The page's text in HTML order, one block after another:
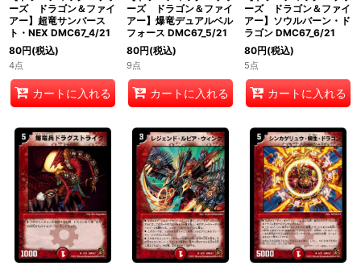
ーズ ドラゴン＆ファイ
アー】超竜サンバース
ト・NEX DMC67_4/21
80円(税込)
4点
カートに入れる
ーズ ドラゴン＆ファイ
アー】爆竜デュアルベル
フォース DMC67_5/21
80円(税込)
9点
カートに入れる
ーズ ドラゴン＆ファイ
アー】ソウルバーン・ド
ラゴン DMC67_6/21
80円(税込)
5点
カートに入れる